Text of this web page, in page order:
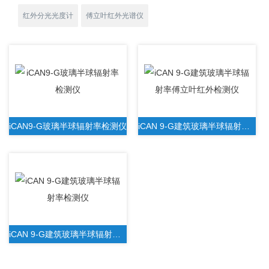
红外分光光度计 傅立叶红外光谱仪
iCAN9-G玻璃半球辐射率检测仪